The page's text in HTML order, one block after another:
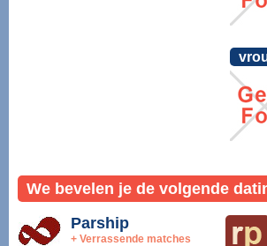
We bevelen je de volgende
Parship
+ Verrassende matches